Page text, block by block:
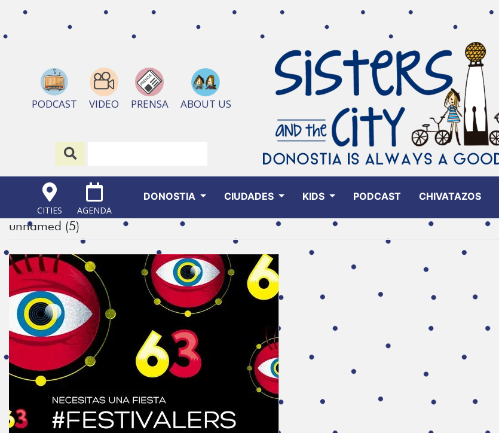
PODCAST VIDEO PRENSA ABOUT US
CITIES AGENDA
DONOSTIA CIUDADES KIDS PODCAST CHIVATAZOS
unnamed (5)